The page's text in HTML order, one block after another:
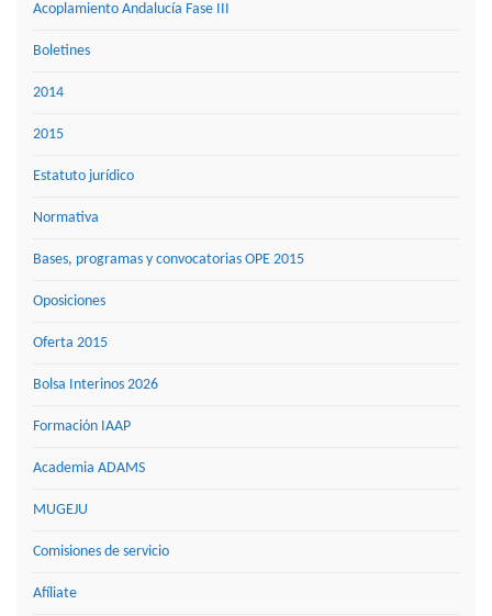
Acoplamiento Andalucía Fase III
Boletines
2014
2015
Estatuto jurídico
Normativa
Bases, programas y convocatorias OPE 2015
Oposiciones
Oferta 2015
Bolsa Interinos 2026
Formación IAAP
Academia ADAMS
MUGEJU
Comisiones de servicio
Afíliate